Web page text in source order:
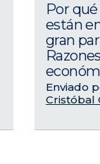
Por
están
gran
Enviado
Cristóbal